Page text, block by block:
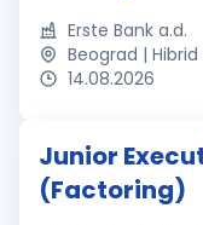
Erste Bank a.d.
Beograd | Hibrid
14.08.2026
Junior
(Factoring)